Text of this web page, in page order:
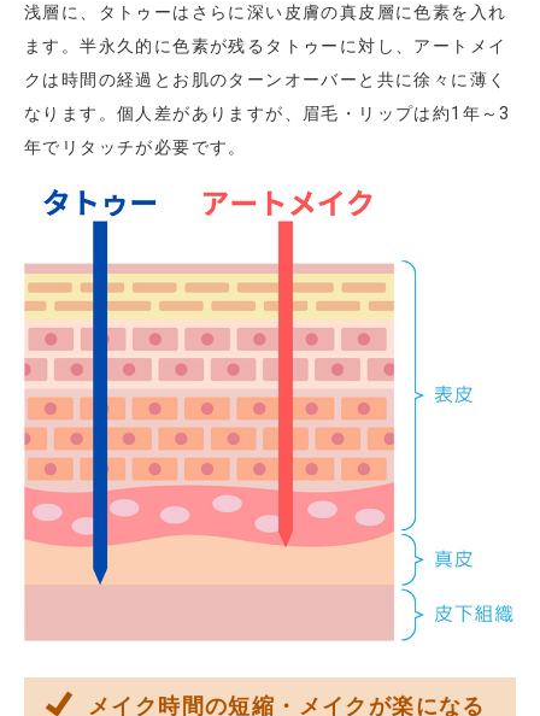
浅層に、タトゥーはさらに深い皮膚の真皮層に色素を入れ
ます。半永久的に色素が残るタトゥーに対し、アートメイ
クは時間の経過とお肌のターンオーバーと共に徐々に薄く
なります。個人差がありますが、眉毛・リップは約1年～3
年でリタッチが必要です。
メイク時間の短縮・メイクが楽になる